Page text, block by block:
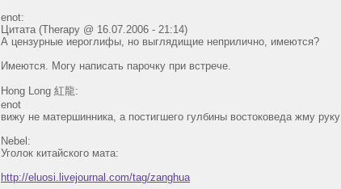
enot:
Цитата (Therapy @ 16.07.2006 - 21:14)
А цензурные иероглифы, но выглядищие неприлично, имеются?
Имеются. Могу написать парочку при встрече.
Hong Long 紅龍:
enot
вижу не матершинника, а постигшего гулбины востоковеда жму руку
Nebel:
Уголок китайского мата:
http://eluosi.livejournal.com/tag/zanghua